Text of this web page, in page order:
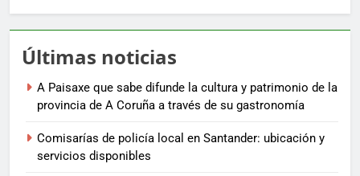
Últimas noticias
A Paisaxe que sabe difunde la cultura y patrimonio de la
provincia de A Coruña a través de su gastronomía
Comisarías de policía local en Santander: ubicación y
servicios disponibles